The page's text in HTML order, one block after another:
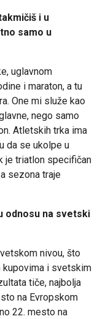
i u
samo u
uglavnom
i maraton, a tu
One mi služe kao
nego samo
Atletskih trka ima
da se ukolpe u
je triatlon specifičan
sezona traje
odnosu na svetski
nivou, što
kupovima i svetskim
tiče, najbolja
na Evropskom
22. mesto na